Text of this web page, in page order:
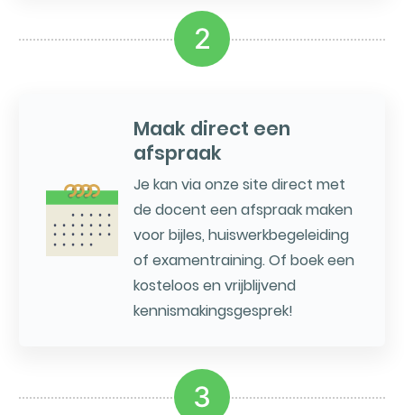
2
Maak direct een
afspraak
Je kan via onze site direct met
de docent een afspraak maken
voor bijles, huiswerkbegeleiding
of examentraining. Of boek een
kosteloos en vrijblijvend
kennismakingsgesprek!
3